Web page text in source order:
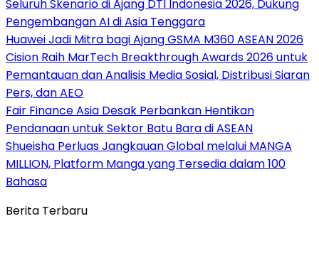
Seluruh Skenario di Ajang DTI Indonesia 2026, Dukung
Pengembangan AI di Asia Tenggara
Huawei Jadi Mitra bagi Ajang GSMA M360 ASEAN 2026
Cision Raih MarTech Breakthrough Awards 2026 untuk
Pemantauan dan Analisis Media Sosial, Distribusi Siaran
Pers, dan AEO
Fair Finance Asia Desak Perbankan Hentikan
Pendanaan untuk Sektor Batu Bara di ASEAN
Shueisha Perluas Jangkauan Global melalui MANGA
MILLION, Platform Manga yang Tersedia dalam 100
Bahasa
Berita Terbaru